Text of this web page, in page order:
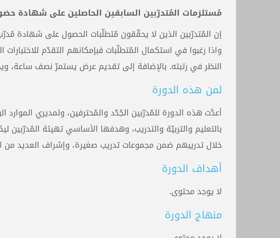
مُستلزمات المُتدرّبين السابقين الحاصلين على شهادة
إن المُتدرّبين الذين لا يحقّقون مُتطلّبات الحصول على شهادة
واذا رغبوا في استكمال المُتطلّبات فبإمكانهم التقدّم
النظر في رتبته. بالإضافة إلى تقديم عرض يستمرّ نصف
لمن هذه الدورة
أعدَّت هذه الدورة للمُدرّبين الجُدّد والمُحترفين، ولمديري
بالتعليم والتربيّة والتدريب، وهدفها الأساسي تهيئة
خلال تدريبهم ضمن مجموعات تدريب صغيرة، وإشراف العديد من
أهداف الدورة
لا يوجد محتوى.
منهاج الدورة